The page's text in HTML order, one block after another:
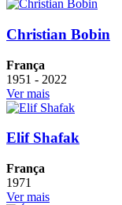
Christian Bobin
França
1951 - 2022
Ver mais
Elif Shafak
França
1971
Ver mais